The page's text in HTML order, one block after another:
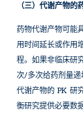
（三）代谢产物的
药物代谢产物可能
用时间延长或作用
程。如果非临床研
次/多次给药剂量
代谢产物的 PK 研
衡研究提供必要数